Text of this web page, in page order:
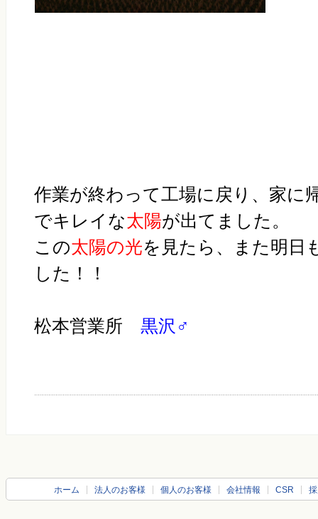
作業が終わって工場に戻り、家に
でキレイな太陽が出てました。
この太陽の光を見たら、また明日
した！！
松本営業所黒沢♂
ホーム 法人のお客様 個人のお客様 会社情報 CSR